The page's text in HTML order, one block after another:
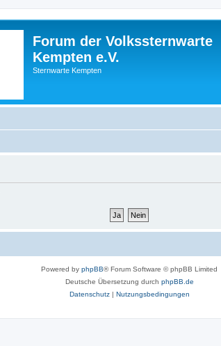
Forum der Volkssternwarte
Kempten e.V.
Sternwarte Kempten
Powered by phpBB® Forum Software © phpBB Limited
Deutsche Übersetzung durch phpBB.de
Datenschutz| Nutzungsbedingungen